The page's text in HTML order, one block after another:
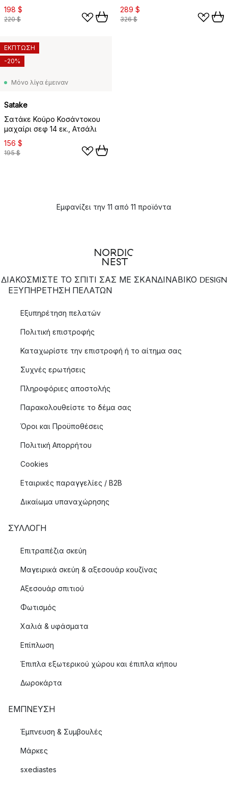
198 $
220 $
289 $
326 $
Μόνο λίγα έμειναν
Satake
Σατάκε Κούρο Κοσάντοκου
μαχαίρι σεφ 14 εκ., Ατσάλι
156 $
195 $
ΕΚΠΤΩΣΗ
-20%
Εμφανίζει την 11 από 11 προϊόντα
ΔΙΑΚΟΣΜΙΣΤΕ ΤΟ ΣΠΙΤΙ ΣΑΣ ΜΕ ΣΚΑΝΔΙΝΑΒΙΚΟ DESIGN
ΕΞΥΠΗΡΈΤΗΣΗ ΠΕΛΑΤΏΝ
Εξυπηρέτηση πελατών
Πολιτική επιστροφής
Καταχωρίστε την επιστροφή ή το αίτημα σας
Συχνές ερωτήσεις
Πληροφόριες αποστολής
Παρακολουθείστε το δέμα σας
Όροι και Προϋποθέσεις
Πολιτική Απορρήτου
Cookies
Εταιρικές παραγγελίες / B2B
Δικαίωμα υπαναχώρησης
ΣΥΛΛΟΓΉ
Επιτραπέζια σκεύη
Μαγειρικά σκεύη & αξεσουάρ κουζίνας
Αξεσουάρ σπιτιού
Φωτισμός
Χαλιά & υφάσματα
Επίπλωση
Έπιπλα εξωτερικού χώρου και έπιπλα κήπου
Δωροκάρτα
ΈΜΠΝΕΥΣΗ
Έμπνευση & Συμβουλές
Μάρκες
sxediastes